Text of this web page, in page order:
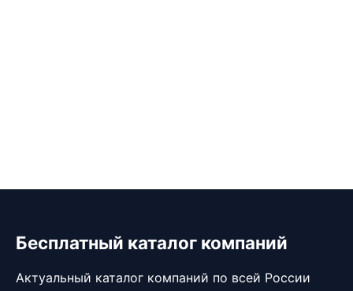
Бесплатный каталог компаний
Актуальный каталог компаний по всей России